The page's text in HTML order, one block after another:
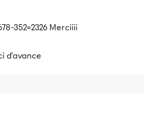
352=2326 Merciiii
d'avance